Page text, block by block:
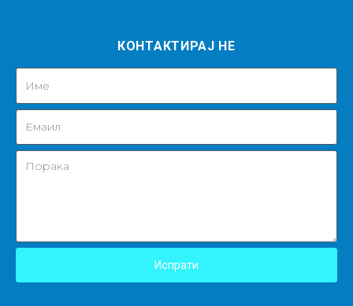
КОНТАКТИРАЈ НЕ
Испрати